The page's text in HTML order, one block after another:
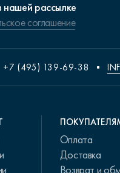
нашей рассылке
соглашение
+7 (495) 139-69-38
Оплата
Доставка
Возврат и